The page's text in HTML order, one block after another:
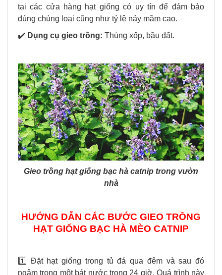
tại các cửa hàng hạt giống có uy tín để đảm bảo
đúng chủng loại cũng như tỷ lệ nảy mầm cao.
✔️ Dụng cụ gieo trồng: Thùng xốp, bầu đất.
Gieo trồng hạt giống bạc hà catnip trong vườn
nhà
HƯỚNG DẪN CÁC BƯỚC GIEO TRỒNG
HẠT GIỐNG BẠC HÀ MÈO CATNIP
1️⃣ Đặt hạt giống trong tủ đá qua đêm và sau đó
ngâm trong một bát nước trong 24 giờ. Quá trình này